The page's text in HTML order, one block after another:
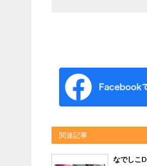
関連記事
なでしこ